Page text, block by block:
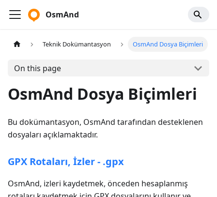
OsmAnd
Teknik Dokümantasyon OsmAnd Dosya Biçimleri
On this page
OsmAnd Dosya Biçimleri
Bu dokümantasyon, OsmAnd tarafından desteklenen
dosyaları açıklamaktadır.
GPX Rotaları, İzler - .gpx
OsmAnd, izleri kaydetmek, önceden hesaplanmış